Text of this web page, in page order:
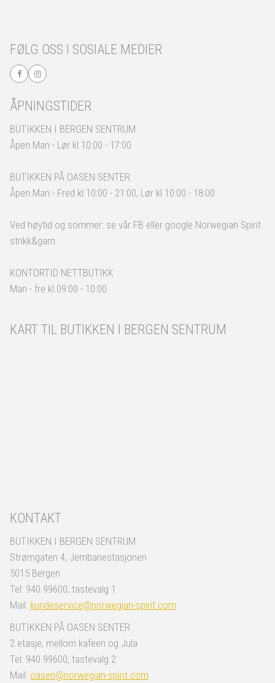
FØLG OSS I SOSIALE MEDIER
ÅPNINGSTIDER
BUTIKKEN I BERGEN SENTRUM
Åpen Man - Lør kl 10:00 - 17:00
BUTIKKEN PÅ OASEN SENTER
Åpen Man - Fred kl 10:00 - 21:00, Lør kl 10:00 - 18:00
Ved høytid og sommer: se vår FB eller google Norwegian Spirit
strikk&garn
KONTORTID NETTBUTIKK
Man - fre kl.09:00 - 10:00
KART TIL BUTIKKEN I BERGEN SENTRUM
KONTAKT
BUTIKKEN I BERGEN SENTRUM
Strømgaten 4, Jernbanestasjonen
5015 Bergen
Tel: 940 99600, tastevalg 1
Mail: kundeservice@norwegian-spirit.com
BUTIKKEN PÅ OASEN SENTER
2.etasje, mellom kafeen og Jula
Tel: 940 99600, tastevalg 2
Mail: oasen@norwegian-spirit.com